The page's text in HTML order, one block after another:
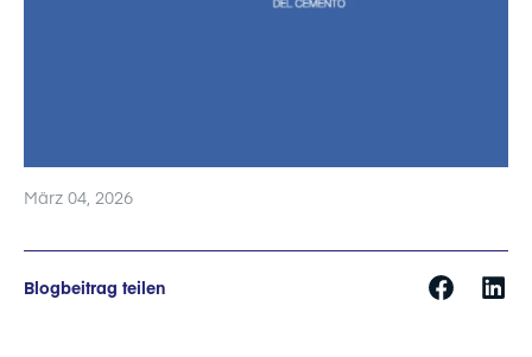
März 04, 2026
Blogbeitrag teilen